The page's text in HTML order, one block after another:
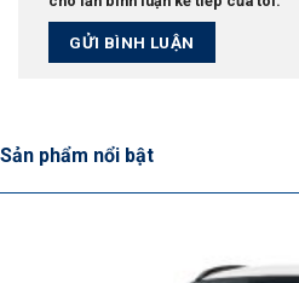
Sản phẩm nổi bật